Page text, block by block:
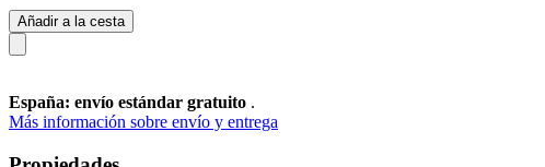
Añadir a la cesta
España: envío estándar gratuito .
Más información sobre envío y entrega